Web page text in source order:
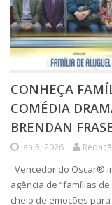
CONHEÇA
COMÉDIA
BRENDAN
jan 5, 2026
Vencedor do Oscar®
agência de “famílias
cheio de emoções